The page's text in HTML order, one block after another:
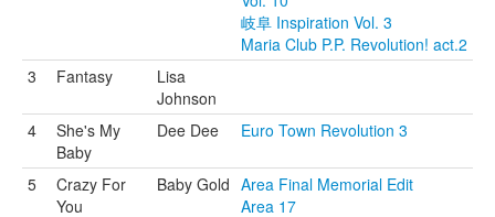
岐阜 Inspiration Vol. 3
Maria Club P.P. Revolution! act.2
3
Fantasy
Lisa
Johnson
4
She's My
Baby
Dee Dee Euro Town Revolution 3
5
Crazy For
You
Baby Gold Area Final Memorial Edit
Area 17